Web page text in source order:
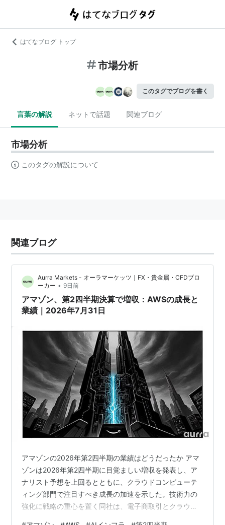
はてなブログ トップ
市場分析
このタグでブログを書く
言葉の解説 ネットで話題 関連ブログ
市場分析
このタグの解説について
関連ブログ
Aurra Markets - オーラマーケッツ｜FX・貴金属・CFDブロ
ーカー • 9日前
アマゾン、第2四半期決算で増収：AWSの成長と
業績｜2026年7月31日
アマゾンの2026年第2四半期の業績はどうだったか アマ
ゾンは2026年第2四半期に目覚ましい増収を発表し、ア
ナリスト予想を上回るとともに、クラウドコンピューテ
ィング部門で注目すべき成長の加速を示した。技術力の
強化に戦略の重心を置く同社は、電子商取引とクラウド